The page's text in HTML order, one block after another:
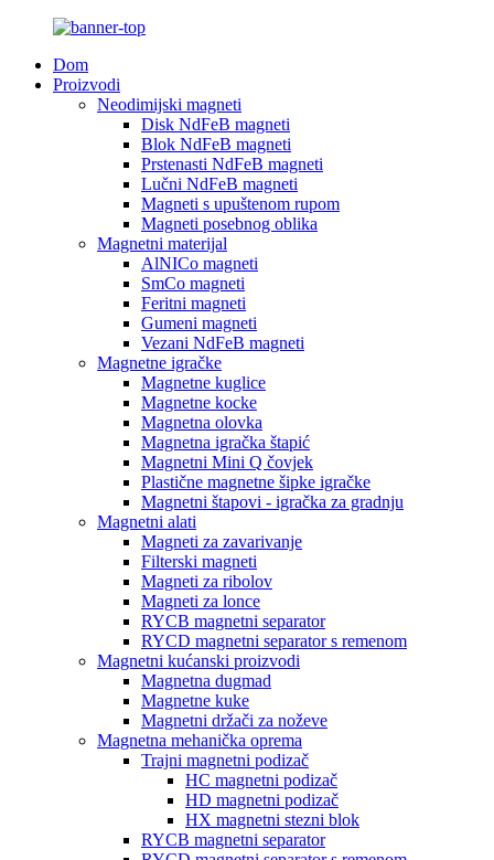
Dom
Proizvodi
Neodimijski magneti
Disk NdFeB magneti
Blok NdFeB magneti
Prstenasti NdFeB magneti
Lučni NdFeB magneti
Magneti s upuštenom rupom
Magneti posebnog oblika
Magnetni materijal
AlNICo magneti
SmCo magneti
Feritni magneti
Gumeni magneti
Vezani NdFeB magneti
Magnetne igračke
Magnetne kuglice
Magnetne kocke
Magnetna olovka
Magnetna igračka štapić
Magnetni Mini Q čovjek
Plastične magnetne šipke igračke
Magnetni štapovi - igračka za gradnju
Magnetni alati
Magneti za zavarivanje
Filterski magneti
Magneti za ribolov
Magneti za lonce
RYCB magnetni separator
RYCD magnetni separator s remenom
Magnetni kućanski proizvodi
Magnetna dugmad
Magnetne kuke
Magnetni držači za noževe
Magnetna mehanička oprema
Trajni magnetni podizač
HC magnetni podizač
HD magnetni podizač
HX magnetni stezni blok
RYCB magnetni separator